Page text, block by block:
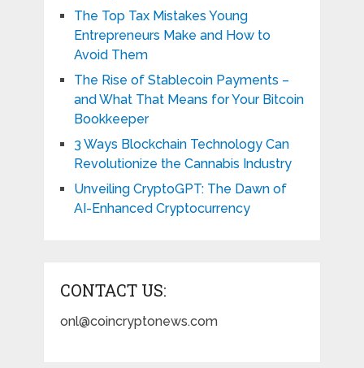
The Top Tax Mistakes Young
Entrepreneurs Make and How to
Avoid Them
The Rise of Stablecoin Payments –
and What That Means for Your Bitcoin
Bookkeeper
3 Ways Blockchain Technology Can
Revolutionize the Cannabis Industry
Unveiling CryptoGPT: The Dawn of
AI-Enhanced Cryptocurrency
CONTACT US:
onl@coincryptonews.com